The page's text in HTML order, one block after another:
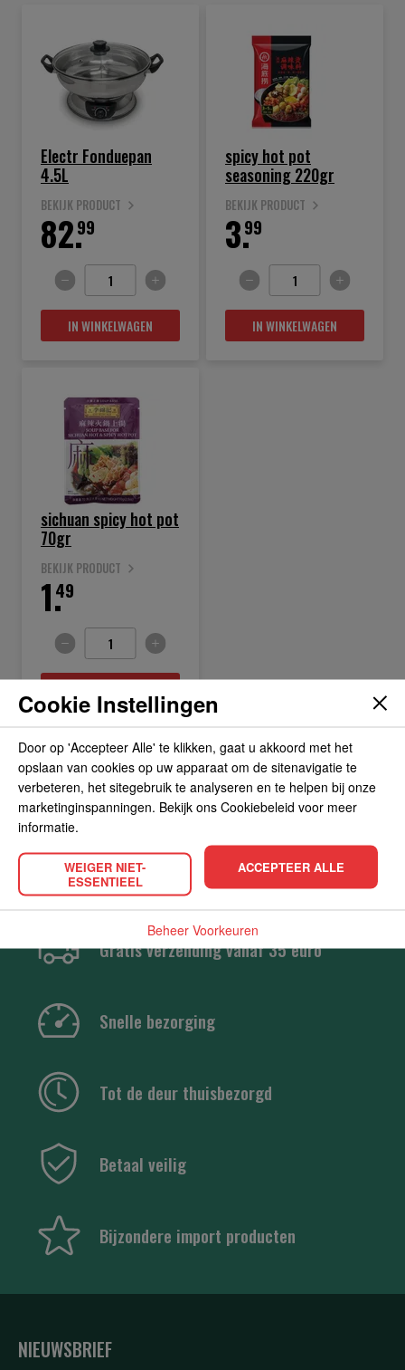
Electr Fonduepan
4.5L
BEKIJK PRODUCT
99
82.
IN WINKELWAGEN
spicy hot pot
seasoning 220gr
BEKIJK PRODUCT
99
3.
IN WINKELWAGEN
sichuan spicy hot pot
70gr
BEKIJK PRODUCT
49
1.
Gratis verzending vanaf 35 euro
Snelle bezorging
Tot de deur thuisbezorgd
Betaal veilig
Bijzondere import producten
NIEUWSBRIEF
Cookie Instellingen
Door op 'Accepteer Alle' te klikken, gaat u akkoord met het
opslaan van cookies op uw apparaat om de sitenavigatie te
verbeteren, het sitegebruik te analyseren en te helpen bij onze
marketinginspanningen. Bekijk ons Cookiebeleid voor meer
informatie.
WEIGER NIET-
ESSENTIEEL
ACCEPTEER ALLE
Beheer Voorkeuren